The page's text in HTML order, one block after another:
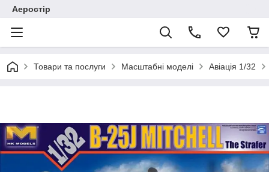
Аеростір
Товари та послуги Масштабні моделі Авіація 1/32